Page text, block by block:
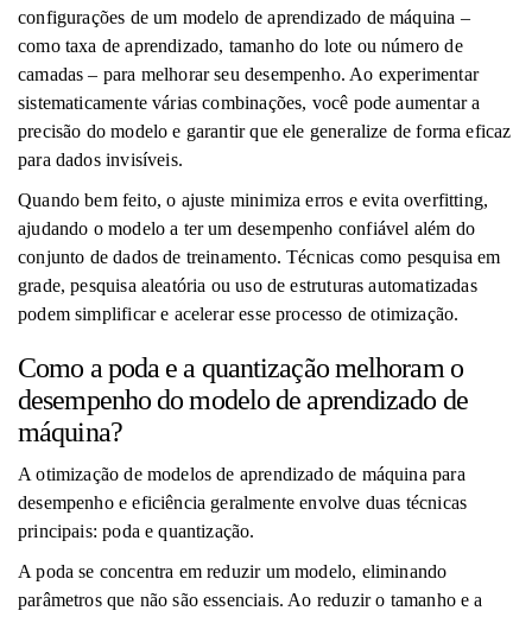
configurações de um modelo de aprendizado de máquina –
como taxa de aprendizado, tamanho do lote ou número de
camadas – para melhorar seu desempenho. Ao experimentar
sistematicamente várias combinações, você pode aumentar a
precisão do modelo e garantir que ele generalize de forma eficaz
para dados invisíveis.
Quando bem feito, o ajuste minimiza erros e evita overfitting,
ajudando o modelo a ter um desempenho confiável além do
conjunto de dados de treinamento. Técnicas como pesquisa em
grade, pesquisa aleatória ou uso de estruturas automatizadas
podem simplificar e acelerar esse processo de otimização.
Como a poda e a quantização melhoram o
desempenho do modelo de aprendizado de
máquina?
A otimização de modelos de aprendizado de máquina para
desempenho e eficiência geralmente envolve duas técnicas
principais: poda e quantização.
A poda se concentra em reduzir um modelo, eliminando
parâmetros que não são essenciais. Ao reduzir o tamanho e a